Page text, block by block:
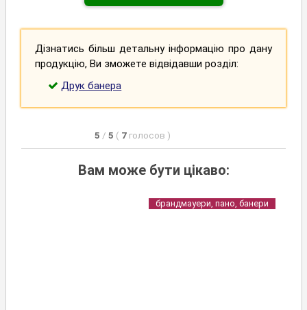
Дізнатись більш детальну інформацію про дану
продукцію, Ви зможете відвідавши розділ:
Друк банера
5 / 5 ( 7 голосов )
Вам може бути цікаво:
брандмауери, пано, банери